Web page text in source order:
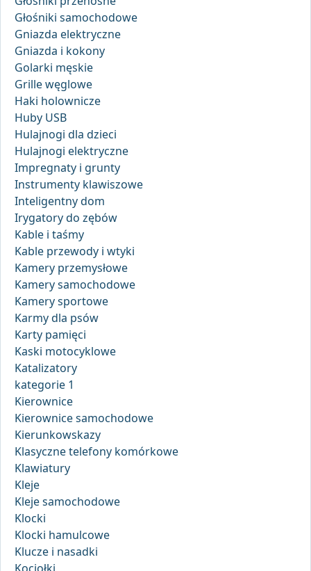
Głośniki samochodowe
Gniazda elektryczne
Gniazda i kokony
Golarki męskie
Grille węglowe
Haki holownicze
Huby USB
Hulajnogi dla dzieci
Hulajnogi elektryczne
Impregnaty i grunty
Instrumenty klawiszowe
Inteligentny dom
Irygatory do zębów
Kable i taśmy
Kable przewody i wtyki
Kamery przemysłowe
Kamery samochodowe
Kamery sportowe
Karmy dla psów
Karty pamięci
Kaski motocyklowe
Katalizatory
kategorie 1
Kierownice
Kierownice samochodowe
Kierunkowskazy
Klasyczne telefony komórkowe
Klawiatury
Kleje
Kleje samochodowe
Klocki
Klocki hamulcowe
Klucze i nasadki